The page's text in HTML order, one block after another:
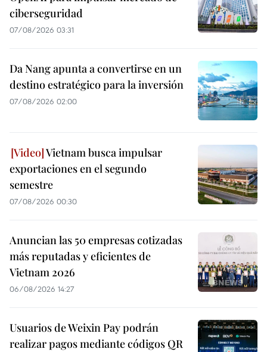
ciberseguridad
07/08/2026 03:31
Da Nang apunta a convertirse en un
destino estratégico para la inversión
07/08/2026 02:00
Vietnam busca impulsar
exportaciones en el segundo
semestre
07/08/2026 00:30
Anuncian las 50 empresas cotizadas
más reputadas y eficientes de
Vietnam 2026
06/08/2026 14:27
Usuarios de Weixin Pay podrán
realizar pagos mediante códigos QR